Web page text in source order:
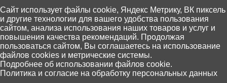
650 ₽ В корзину
Забрать сегодня!
В наличии в 23 магазинах
Главная Каталог Корзина
0
Избранное Поиск
Cайт использует файлы cookie, Яндекс Метрику, ВК пиксель
и другие технологии для вашего удобства пользования
сайтом, анализа использования наших товаров и услуг и
повышения качества рекомендаций. Продолжая
пользоваться сайтом, Вы соглашаетесь на использование
файлов cookies и метрические системы.
Подробнее об использовании файлов cookie.
Политика и согласие на обработку персональных данных